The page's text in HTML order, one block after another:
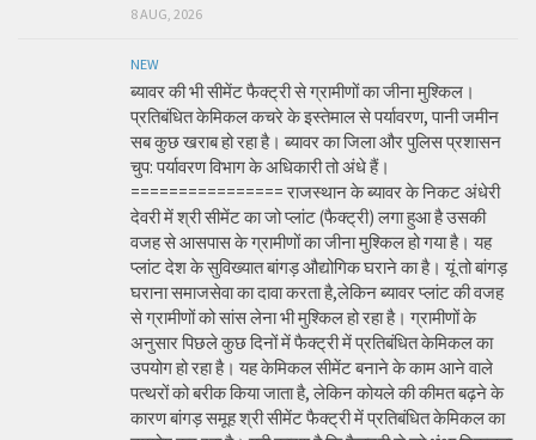
8 AUG, 2026
NEW
ब्यावर की भी सीमेंट फैक्ट्री से ग्रामीणों का जीना मुश्किल।
प्रतिबंधित केमिकल कचरे के इस्तेमाल से पर्यावरण, पानी जमीन
सब कुछ खराब हो रहा है। ब्यावर का जिला और पुलिस प्रशासन
चुप: पर्यावरण विभाग के अधिकारी तो अंधे हैं।
================ राजस्थान के ब्यावर के निकट अंधेरी
देवरी में श्री सीमेंट का जो प्लांट (फैक्ट्री) लगा हुआ है उसकी
वजह से आसपास के ग्रामीणों का जीना मुश्किल हो गया है। यह
प्लांट देश के सुविख्यात बांगड़ औद्योगिक घराने का है। यूं तो बांगड़
घराना समाजसेवा का दावा करता है,लेकिन ब्यावर प्लांट की वजह
से ग्रामीणों को सांस लेना भी मुश्किल हो रहा है। ग्रामीणों के
अनुसार पिछले कुछ दिनों में फैक्ट्री में प्रतिबंधित केमिकल का
उपयोग हो रहा है। यह केमिकल सीमेंट बनाने के काम आने वाले
पत्थरों को बरीक किया जाता है, लेकिन कोयले की कीमत बढ़ने के
कारण बांगड़ समूह श्री सीमेंट फैक्ट्री में प्रतिबंधित केमिकल का